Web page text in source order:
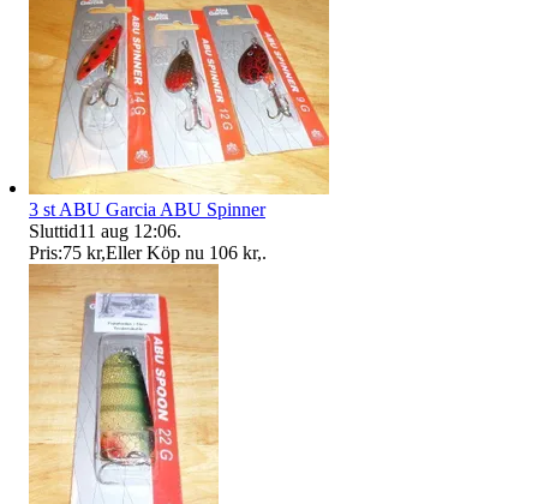
3 st ABU Garcia ABU Spinner
Sluttid11 aug 12:06.
Pris:75 kr,Eller Köp nu 106 kr,.